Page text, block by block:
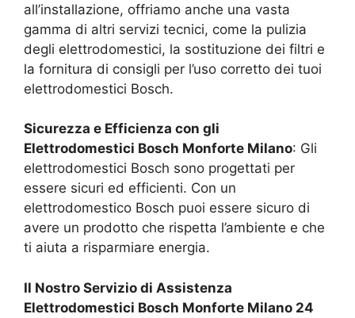
all’installazione, offriamo anche una vasta
gamma di altri servizi tecnici, come la pulizia
degli elettrodomestici, la sostituzione dei filtri e
la fornitura di consigli per l’uso corretto dei tuoi
elettrodomestici Bosch.
Sicurezza e Efficienza con gli
Elettrodomestici Bosch Monforte Milano: Gli
elettrodomestici Bosch sono progettati per
essere sicuri ed efficienti. Con un
elettrodomestico Bosch puoi essere sicuro di
avere un prodotto che rispetta l’ambiente e che
ti aiuta a risparmiare energia.
Il Nostro Servizio di Assistenza
Elettrodomestici Bosch Monforte Milano 24